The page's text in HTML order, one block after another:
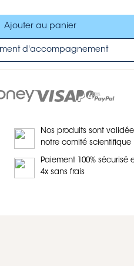
Ajouter au panier
d'accompagnement
Nos produits sont
notre comité scientifique
Paiement 100% sécurisé
4x sans frais